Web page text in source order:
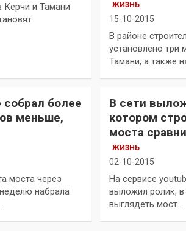
и Тамани
ЖИЗНЬ
15-10-2015
В районе
установлено три
Тамани, а также
более
меньше,
моста через
набрала
В сети
котором
моста
ЖИЗНЬ
02-10-2015
На сервисе
выложил ролик,
выглядеть мост…